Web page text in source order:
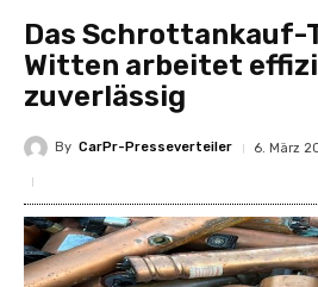
Das Schrottankauf-
Witten arbeitet
zuverlässig
By CarPr-Presseverteiler 6. März